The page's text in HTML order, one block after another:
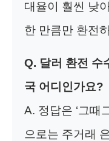
대율이 훨씬 낮
한 만큼만 환전
Q. 달러 환전 수
국 어디인가요?
A. 정답은 ‘그때
으로는 주거래